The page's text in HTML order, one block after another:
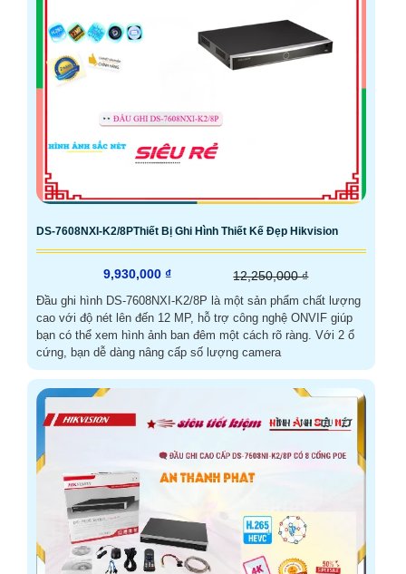
DS-7608NXI-K2/8PThiết Bị Ghi Hình Thiết Kế Đẹp Hikvision
9,930,000 ₫ 12,250,000 ₫
Đầu ghi hình DS-7608NXI-K2/8P là một sản phẩm chất lượng
cao với độ nét lên đến 12 MP, hỗ trợ công nghệ ONVIF giúp
bạn có thể xem hình ảnh ban đêm một cách rõ ràng. Với 2 ổ
cứng, bạn dễ dàng nâng cấp số lượng camera